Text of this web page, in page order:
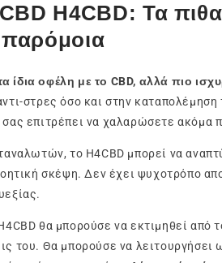
H4CBD: Τα
παρόμοια
ίδια οφέλη με το CBD, αλλά πιο
στρες όσο και στην
επιτρέπει να χαλαρώσετε ακόμα
το H4CBD μπορεί να
σκέψη. Δεν έχει ψυχοτρόπο
θα μπορούσε να εκτιμηθεί από
του. Θα μπορούσε να λειτουργήσει